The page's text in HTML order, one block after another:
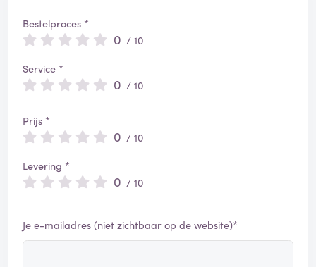
Bestelproces *
0 / 10
Service *
0 / 10
Prijs *
0 / 10
Levering *
0 / 10
Je e-mailadres (niet zichtbaar op de website)*